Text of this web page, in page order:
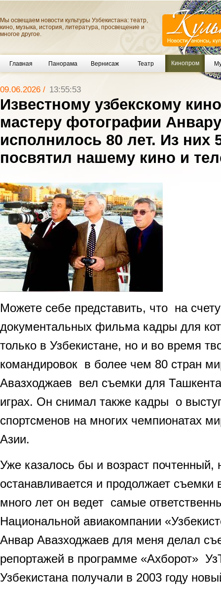
Мы освещаем новости культуры Узбекистана: театр,
кино, музыка, история, литература, просвещение и
многое другое.
Главная Панорама Вернисаж Театр Кинопром
09.06.2026 / 13:55:53
Известному узбекскому
мастеру фотографии
исполнилось 80 лет. Из них
посвятил нашему кино и
Можете себе представить, что на
документальных фильма кадры для
только в Узбекистане, но и во время
командировок в более чем 80 стран
Авазходжаев вел съемки для
играх. Он снимал также кадры о
спортсменов на многих чемпионатах
Азии.
Уже казалось бы и возраст почтенный,
останавливается и продолжает съемки
много лет он ведет самые
Национальной авиакомпании
Анвар Авазходжаев для меня делал
репортажей в программе «Ахборот»
Узбекистана получали в 2003 году